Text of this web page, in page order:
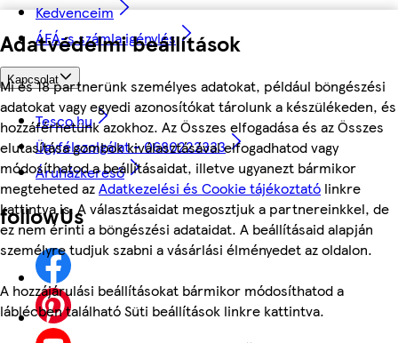
Adatvédelmi beállítások
Mi és 18 partnerünk személyes adatokat, például böngészési
adatokat vagy egyedi azonosítókat tárolunk a készülékeden, és
hozzáférhetünk azokhoz. Az Összes elfogadása és az Összes
elutasítása gombok kiválasztásával elfogadhatod vagy
módosíthatod a beállításaidat, illetve ugyanezt bármikor
megteheted azAdatkezelési és Cookie tájékoztató linkre
kattintva is. A választásaidat megosztjuk a partnereinkkel, de
ez nem érinti a böngészési adataidat. A beállításaid alapján
személyre tudjuk szabni a vásárlási élményedet az oldalon.
A hozzájárulási beállításokat bármikor módosíthatod a
láblécben található Süti beállítások linkre kattintva.
Kedvenceim
ÁFÁ-s számla igénylés
Kapcsolat
Tesco.hu
Ügyfélszolgálat - 0680222333
Áruházkereső
followUs